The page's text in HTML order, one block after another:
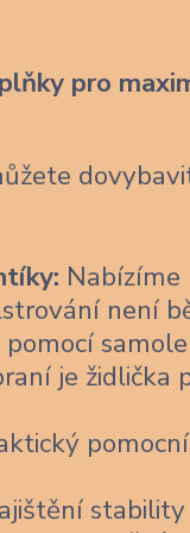
pro
není
je